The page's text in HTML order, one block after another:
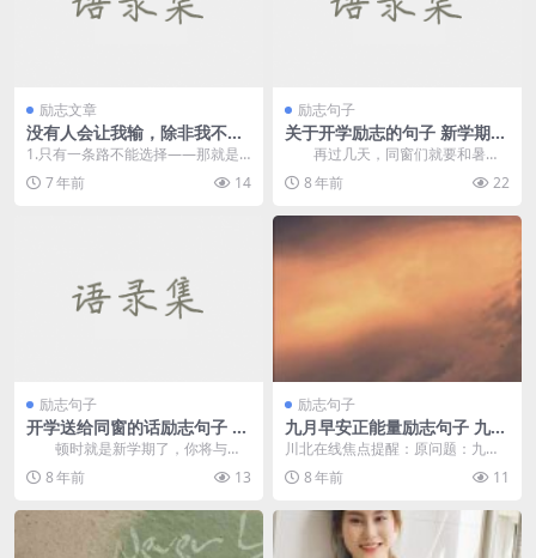
励志文章
没有人会让我输，除非我不想
赢
1.只有一条路不能选择――那就是
放弃。 2.我们要以今天为坐标，畅
想未来几年后的...
7 年前 14
励志句子
关于开学励志的句子 新学期就
要元气满满
再过几天，同窗们就要和暑假
星散，投入新学期的器量了，也许
有些同窗已经开始坐在...
8 年前 22
励志句子
开学送给同窗的话励志句子 新
学期一路扬帆起航吧
顿时就是新学期了，你将与同
窗配合开始新的征程，也也许碰着
许多新同窗，你有什么...
8 年前 13
励志句子
九月早安正能量励志句子 九月
早安鼓励人生的励志语录
川北在线焦点提醒：原问题：九月
早安正能量励志句子 九月早安鼓励
人生的励志语录 有...
8 年前 11